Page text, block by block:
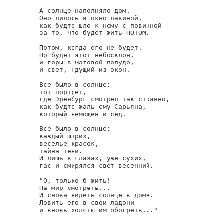
А солнце наполняло дом.
Оно лилось в окно лавиной,
как будто шло к нему с повинной
за то, что будет жить ПОТОМ.
Потом, когда его не будет.
Но будет этот небосклон,
и горы в матовой полуде,
и свет, ндущий из окон.
Все было в солнце:
тот портрет,
где Эренбург смотрел так странно,
как будто жаль ему Сарьяна,
который немощен и сед.
Все было в солнце:
каждый штрих,
веселье красок,
тайна тени.
И лишь в глазах, уже сухих,
гас и смирялся свет весенний.
"О, только б жить!
На мир смотреть...
И снова видеть солнце в доме.
Ловить его в свои ладони
и вновь холсты им обогреть..."